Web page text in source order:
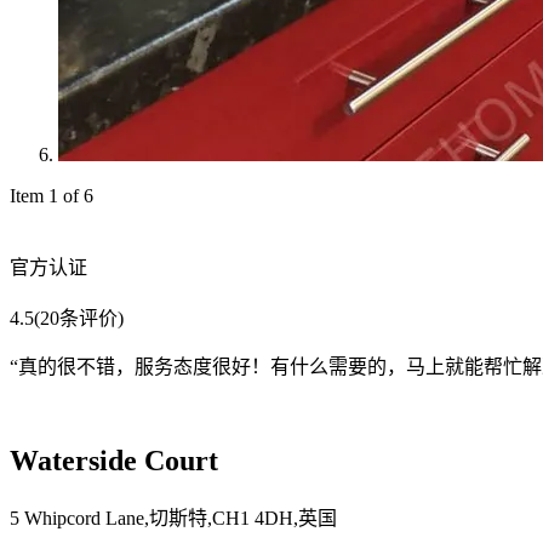
Item 1 of 6
官方认证
4.5(20条评价)
“真的很不错，服务态度很好！有什么需要的，马上就能帮忙
Waterside Court
5 Whipcord Lane,切斯特,CH1 4DH,英国